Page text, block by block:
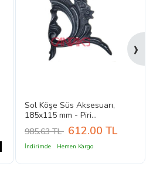
Sol Köşe Süs Aksesuarı,
185x115 mm - Piri...
985.63 TL 612.00 TL
İndirimde Hemen Kargo
›